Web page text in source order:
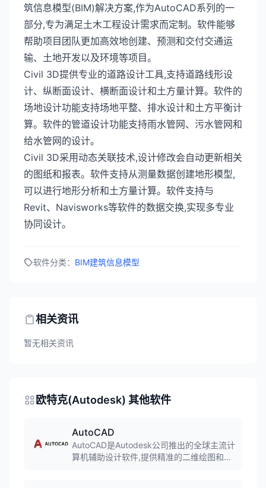
筑信息模型(BIM)解决方案,作为AutoCAD系列的一
部分,专为满足土木工程设计需求而定制。软件能够
帮助项目团队更加高效地创建、预测和交付交通运
输、土地开发以及环境等项目。
Civil 3D提供专业的道路设计工具,支持道路线形设
计、纵断面设计、横断面设计和土方量计算。软件的
场地设计功能支持场地平整、排水设计和土方平衡计
算。软件的管道设计功能支持雨水管网、污水管网和
给水管网的设计。
Civil 3D采用动态关联技术,设计修改会自动更新相关
的图纸和报表。软件支持从测量数据创建地形模型,
可以进行地形分析和土方量计算。软件支持与
Revit、Navisworks等软件的数据交换,实现多专业
协同设计。
软件分类： BIM建筑信息模型
相关资讯
暂无相关资讯
欧特克(Autodesk) 其他软件
AutoCAD
AutoCAD是Autodesk公司推出的全球主流计
算机辅助设计软件,提供精准的二维绘图和灵